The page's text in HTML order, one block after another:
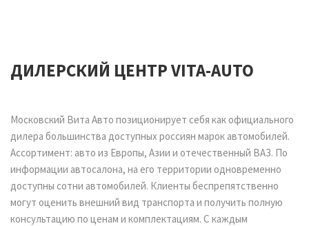
ДИЛЕРСКИЙ ЦЕНТР VITA-AUTO
Московский Вита Авто позиционирует себя как официального
дилера большинства доступных россиян марок автомобилей.
Ассортимент: авто из Европы, Азии и отечественный ВАЗ. По
информации автосалона, на его территории одновременно
доступны сотни автомобилей. Клиенты беспрепятственно
могут оценить внешний вид транспорта и получить полную
консультацию по ценам и комплектациям. С каждым